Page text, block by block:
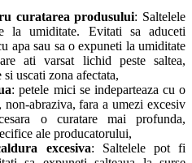
curatarea produsului: Saltelele
la umiditate. Evitati sa aduceti
apa sau sa o expuneti la umiditate
ati varsat lichid peste saltea,
uscati zona afectata,
: petele mici se indeparteaza cu o
non-abraziva, fara a umezi excesiv
o curatare mai profunda,
ale producatorului,
excesiva: Saltelele pot fi